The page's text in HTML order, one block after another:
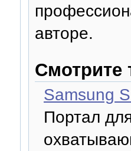
авторе.
Смотрите
Samsung
Портал